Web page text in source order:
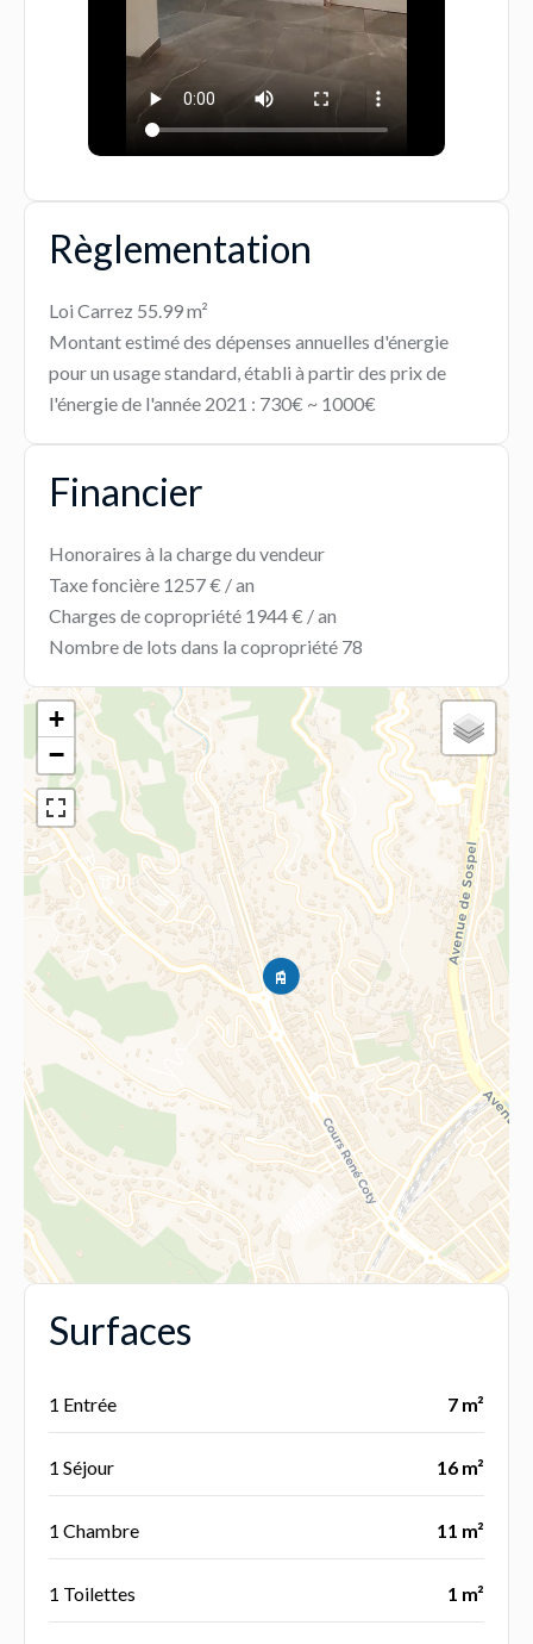
Règlementation
Loi Carrez 55.99 m²
Montant estimé des dépenses annuelles d'énergie
pour un usage standard, établi à partir des prix de
l'énergie de l'année 2021 : 730€ ~ 1000€
Financier
Honoraires à la charge du vendeur
Taxe foncière 1257 € / an
Charges de copropriété 1944 € / an
Nombre de lots dans la copropriété 78
+
−
Surfaces
1 Entrée 7 m²
1 Séjour 16 m²
1 Chambre 11 m²
1 Toilettes 1 m²